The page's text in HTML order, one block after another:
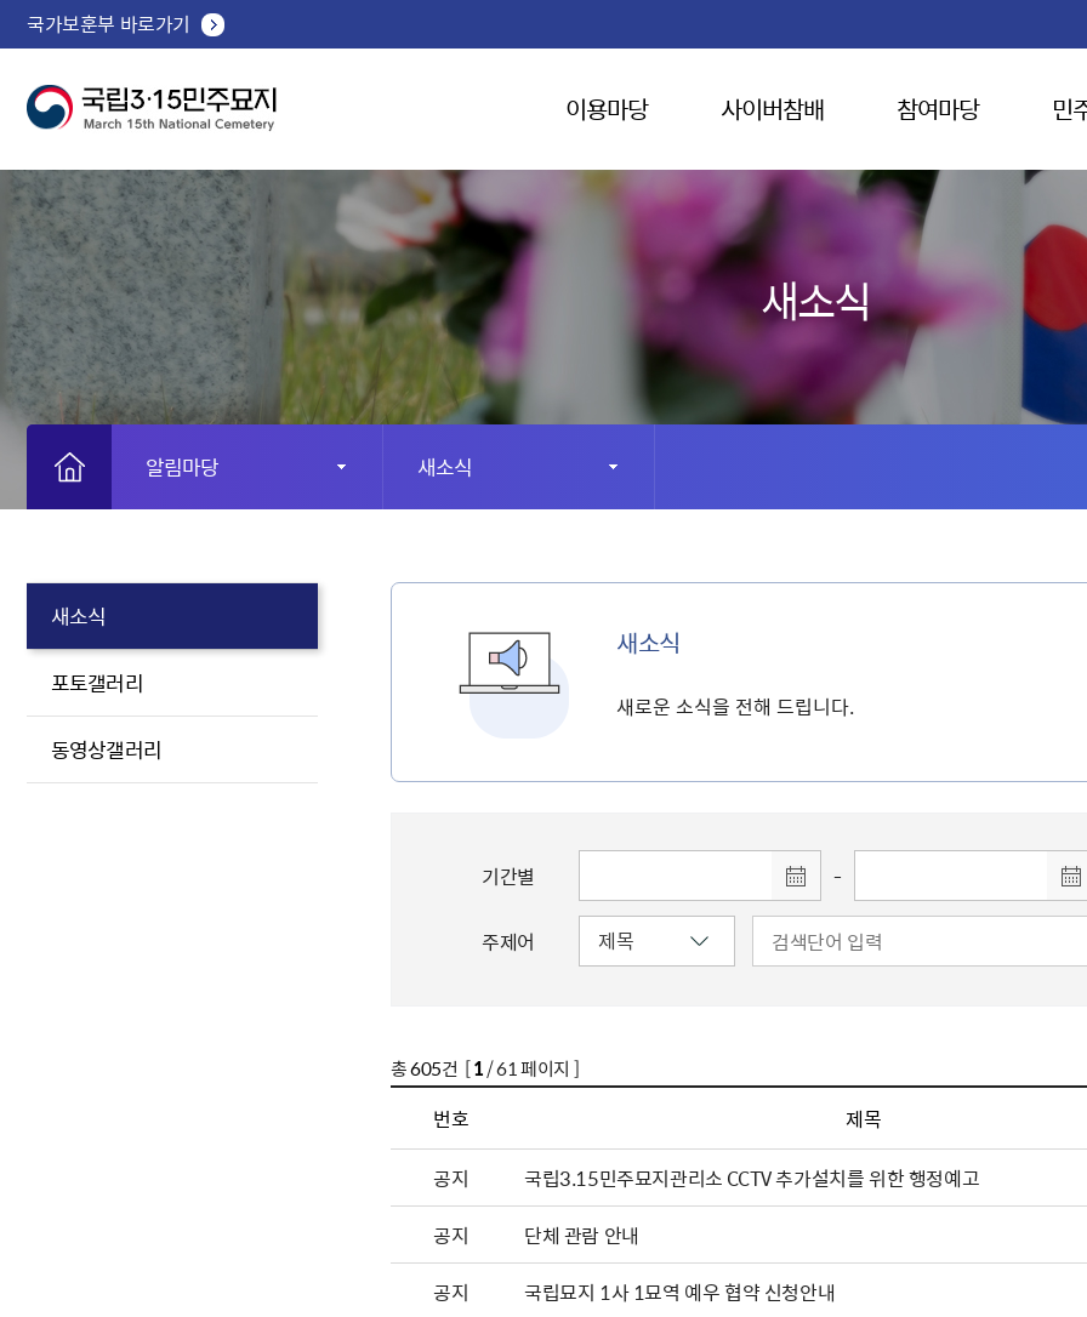
국가보훈부 바로가기
이용마당 사이버참배 참여마당 민
새소식
알림마당 새소식
새소식
포토갤러리
동영상갤러리
새소식
새로운 소식을 전해 드립니다.
기간별 -
주제어
총605건 [1/ 61 페이지 ]
번호 제목
공지
국립3.15민주묘지관리소 CCTV 추가설치를 위한 행정예고
공지
단체 관람 안내
공지
국립묘지 1사 1묘역 예우 협약 신청안내